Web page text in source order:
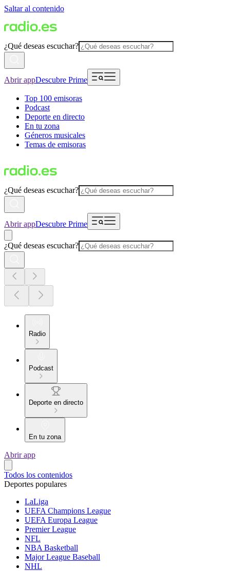
Saltar al contenido
¿Qué deseas escuchar?
Abrir appDescubre Prime
Top 100 emisoras
Podcast
Deporte en directo
En tu zona
Géneros musicales
Temas de emisoras
¿Qué deseas escuchar?
Abrir appDescubre Prime
¿Qué deseas escuchar?
Radio
Podcast
Deporte en directo
En tu zona
Abrir app
Todos los contenidos
Deportes populares
LaLiga
UEFA Champions League
UEFA Europa League
Premier League
NFL
NBA Basketball
Major League Baseball
NHL